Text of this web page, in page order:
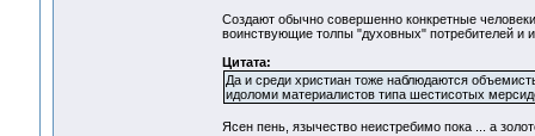
Создают обычно совершенно конкретные
воинствующие толпы "духовных" потребителей и
Цитата:
Да и среди христиан тоже наблюдаются
идоломи материалистов типа шестисотых
Ясен пень, язычество неистребимо пока ... а